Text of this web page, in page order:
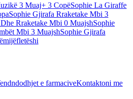
3 Muaj+ 3 CopëSophie La Giraffe
Sophie Gjirafa Rraketake Mbi 3
Rraketake Mbi 0 MuajshSophie
Mbi 3 MuajshSophie Gjirafa
e farmaciveKontaktoni me